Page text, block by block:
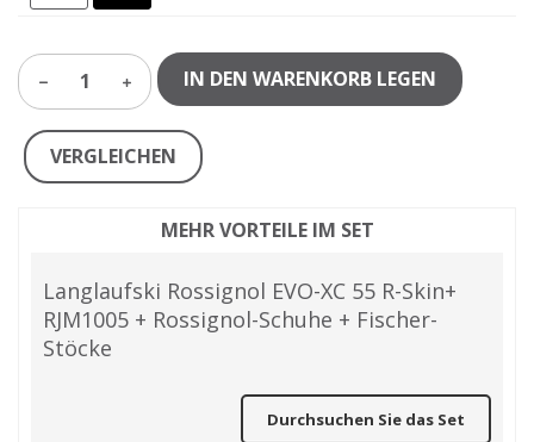
1 IN DEN WARENKORB LEGEN
VERGLEICHEN
MEHR VORTEILE IM SET
Langlaufski Rossignol EVO-XC 55 R-Skin+
RJM1005 + Rossignol-Schuhe + Fischer-
Stöcke
Durchsuchen Sie das Set